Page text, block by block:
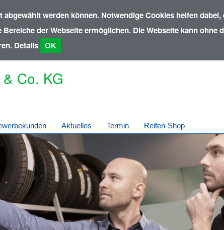
werden können. Notwendige Cookies helfen
der Webseite ermöglichen. Die Webseite kann ohne
Details OK
Co. KG
Aktuelles Termin Reifen-Shop